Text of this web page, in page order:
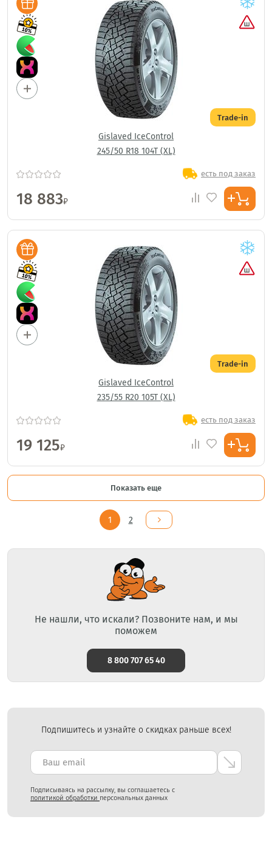
Trade-in
Gislaved IceControl
245/50 R18 104T (XL)
есть под заказ
18 883₽
Trade-in
Gislaved IceControl
235/55 R20 105T (XL)
есть под заказ
19 125₽
Показать еще
1 2
Не нашли, что искали? Позвоните нам, и мы
поможем
8 800 707 65 40
Подпишитесь и узнайте о скидках раньше всех!
Подписываясь на рассылку, вы соглашаетесь с
политикой обработки персональных данных